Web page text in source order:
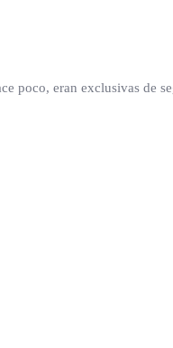
poco, eran exclusivas de